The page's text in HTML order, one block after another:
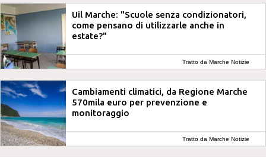
Uil Marche: "Scuole senza condizionatori,
come pensano di utilizzarle anche in
estate?"
Tratto da Marche Notizie
Cambiamenti climatici, da Regione Marche
570mila euro per prevenzione e
monitoraggio
Tratto da Marche Notizie